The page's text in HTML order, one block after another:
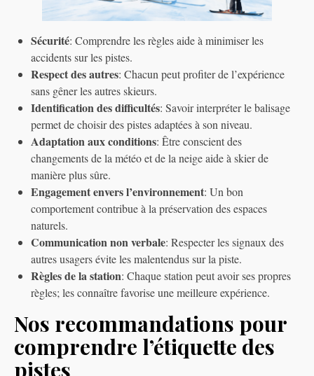
Sécurité: Comprendre les règles aide à minimiser les
accidents sur les pistes.
Respect des autres: Chacun peut profiter de l’expérience
sans gêner les autres skieurs.
Identification des difficultés: Savoir interpréter le balisage
permet de choisir des pistes adaptées à son niveau.
Adaptation aux conditions: Être conscient des
changements de la météo et de la neige aide à skier de
manière plus sûre.
Engagement envers l’environnement: Un bon
comportement contribue à la préservation des espaces
naturels.
Communication non verbale: Respecter les signaux des
autres usagers évite les malentendus sur la piste.
Règles de la station: Chaque station peut avoir ses propres
règles; les connaître favorise une meilleure expérience.
Nos recommandations pour
comprendre l’étiquette des
pistes